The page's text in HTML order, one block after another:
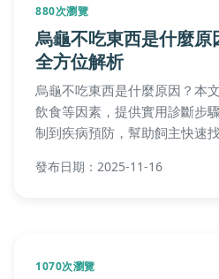
880次瀏覽
烏龜不吃東西是什麼
全方位解析
烏龜不吃東西是什麼原因？本
飲食等因素，提供實用診斷步
制到疾病預防，幫助飼主快速
龜拒食危機。
發布日期：2025-11-16
1070次瀏覽